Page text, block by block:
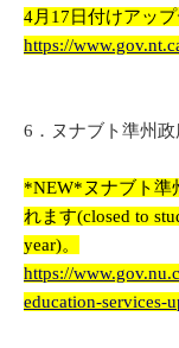
4月17日付けアップ
https://
6．ヌナブト準州政
*NEW*ヌナブト準
れます(closed to
year)。
https://
education-services-